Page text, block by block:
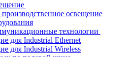
освещение
технологии
для Industrial Ethernet
для Industrial Wireless